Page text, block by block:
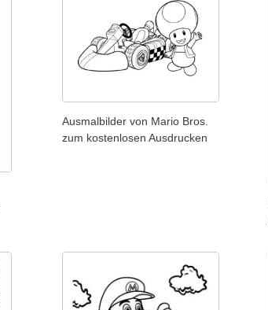
Ausmalbilder von Mario Bros.
zum kostenlosen Ausdrucken